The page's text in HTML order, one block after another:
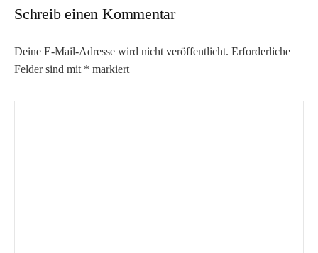
Schreib einen Kommentar
Deine E-Mail-Adresse wird nicht veröffentlicht. Erforderliche
Felder sind mit * markiert